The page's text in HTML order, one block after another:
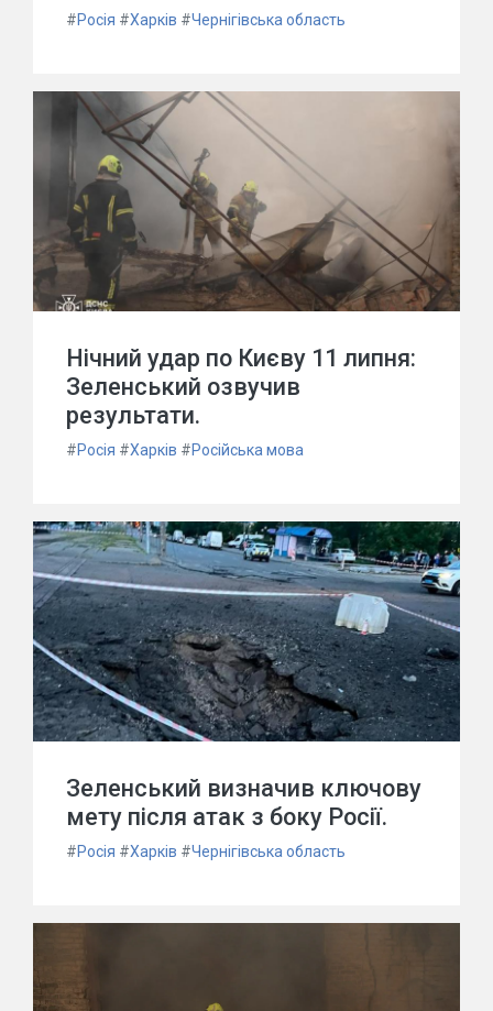
#Росія #Харків #Чернігівська область
Нічний удар по Києву 11 липня:
Зеленський озвучив
результати.
#Росія #Харків #Російська мова
Зеленський визначив ключову
мету після атак з боку Росії.
#Росія #Харків #Чернігівська область